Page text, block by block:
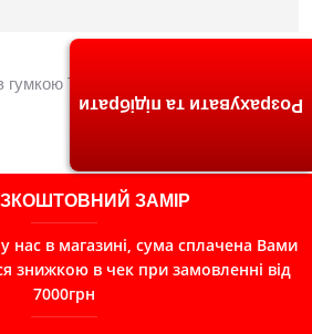
гумкою ТИС 2,5м (дуб темний)
ЗАМІР
нас в магазині, сума сплачена Вами
знижкою в чек при замовленні від
7000грн
Розрахувати та підібрати